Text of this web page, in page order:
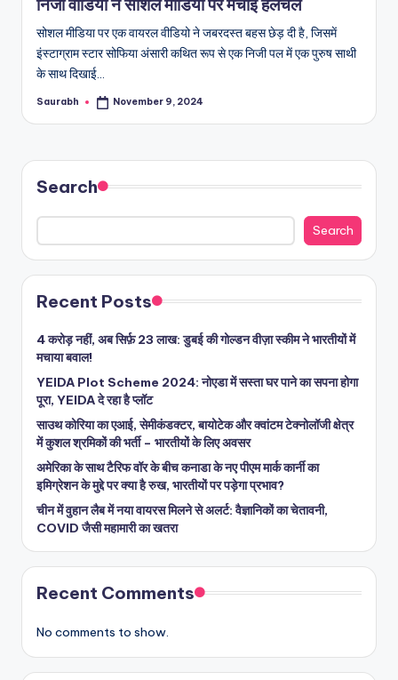
सोशल मीडिया पर एक वायरल वीडियो ने जबरदस्त बहस छेड़ दी है, जिसमें
इंस्टाग्राम स्टार सोफिया अंसारी कथित रूप से एक निजी पल में एक पुरुष साथी
के साथ दिखाई…
Posted
Saurabh November 9, 2024
Search
Search
Recent Posts
4 करोड़ नहीं, अब सिर्फ़ 23 लाख: डुबई की गोल्डन वीज़ा स्कीम ने भारतीयों में
मचाया बवाल!
YEIDA Plot Scheme 2024: नोएडा में सस्ता घर पाने का सपना होगा
पूरा, YEIDA दे रहा है प्लॉट
साउथ कोरिया का एआई, सेमीकंडक्टर, बायोटेक और क्वांटम टेक्नोलॉजी क्षेत्र
में कुशल श्रमिकों की भर्ती – भारतीयों के लिए अवसर
अमेरिका के साथ टैरिफ वॉर के बीच कनाडा के नए पीएम मार्क कार्नी का
इमिग्रेशन के मुद्दे पर क्या है रुख, भारतीयों पर पड़ेगा प्रभाव?
चीन में वुहान लैब में नया वायरस मिलने से अलर्ट: वैज्ञानिकों का चेतावनी,
COVID जैसी महामारी का खतरा
Recent Comments
No comments to show.